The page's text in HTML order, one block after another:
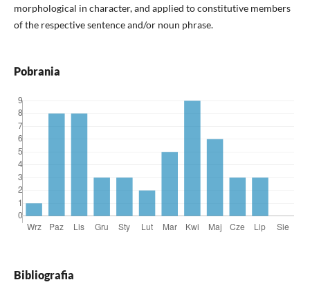
morphological in character, and applied to constitutive members
of the respective sentence and/or noun phrase.
Pobrania
Bibliografia